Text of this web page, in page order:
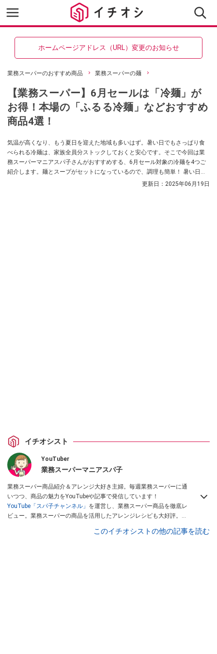
ホームページアドレス（URL）変更のお知らせ
業務スーパーのおすすめ商品 業務スーパーの麺
【業務スーパー】6月セールは「冷麺」が
お得！本場の「ふるる冷麺」などおすすめ
商品4選！
気温が高くなり、もう夏日を迎えた地域も多いはず。暑い日でもさっぱり食
べられる冷麺は、家族全員分ストックしておくと安心です。そこで今回は業
務スーパーマニアスパ子さんがおすすめする、6月セール対象の冷麺を4つご
紹介します。麺とスープがセットになっているので、調理も簡単！ 暑い日の
調理もパパっと手短に済ませられるのでお得なセールのうちにぜひチェック
更新日： 2025年06月19日
イチオシスト
YouTuber
業務スーパーマニアスパ子
業務スーパー商品紹介＆アレンジ大好き主婦。毎週業務スーパーに通
いつつ、商品の魅力をYouTubeや記事で発信しています！
YouTube「スパ子チャンネル」 を運営し、業務スーパー商品を徹底レ
ビュー。業務スーパーの商品を活用したアレンジレシピも大好評。時
このイチオシストの他の記事を読む